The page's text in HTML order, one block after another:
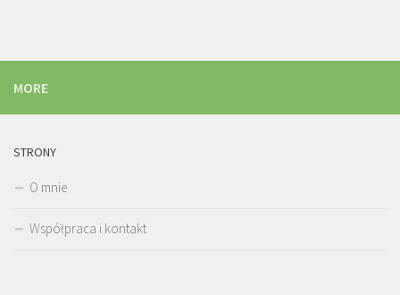
MORE
STRONY
O mnie
Współpraca i kontakt